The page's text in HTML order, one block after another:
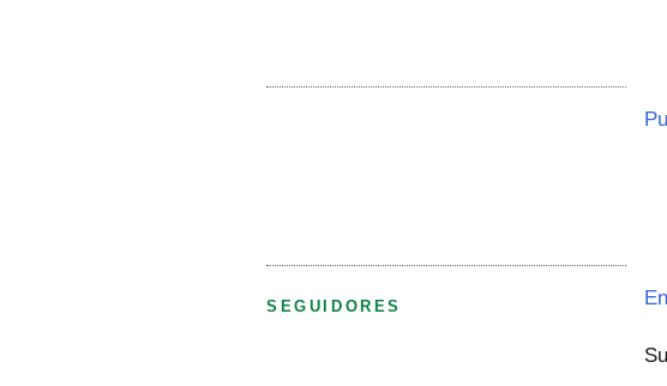
SEGUIDORES